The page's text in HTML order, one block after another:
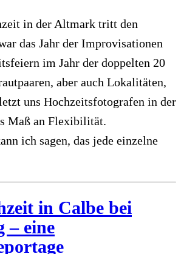
in der Altmark tritt den
das Jahr der Improvisationen
im Jahr der doppelten 20
aber auch Lokalitäten,
uns Hochzeitsfotografen in der
Maß an Flexibilität.
ich sagen, das jede einzelne
in Calbe bei
– eine